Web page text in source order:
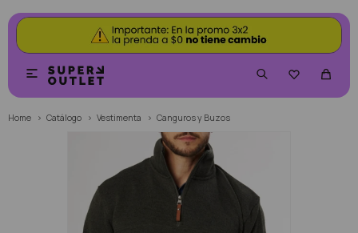


Home Catálogo Vestimenta Canguros y Buzos